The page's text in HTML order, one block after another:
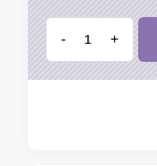
- +